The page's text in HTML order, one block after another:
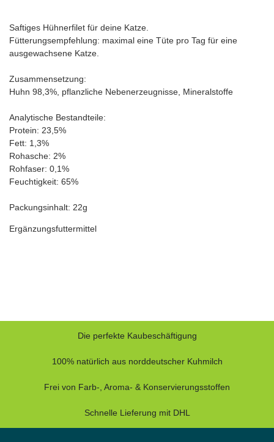
Saftiges Hühnerfilet für deine Katze.
Fütterungsempfehlung: maximal eine Tüte pro Tag für eine
ausgewachsene Katze.
Zusammensetzung:
Huhn 98,3%, pflanzliche Nebenerzeugnisse, Mineralstoffe
Analytische Bestandteile:
Protein: 23,5%
Fett: 1,3%
Rohasche: 2%
Rohfaser: 0,1%
Feuchtigkeit: 65%
Packungsinhalt: 22g
Ergänzungsfuttermittel
Die perfekte Kaubeschäftigung
100% natürlich aus norddeutscher Kuhmilch
Frei von Farb-, Aroma- & Konservierungsstoffen
Schnelle Lieferung mit DHL